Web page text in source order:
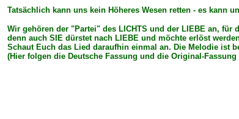
Tatsächlich kann uns kein Höheres Wesen retten - es kann
Wir gehören der "Partei" des LICHTS und der LIEBE an,
denn auch SIE dürstet nach LIEBE und möchte erlöst
Schaut Euch das Lied daraufhin einmal an. Die Melodie ist
(Hier folgen die Deutsche Fassung und die Original-